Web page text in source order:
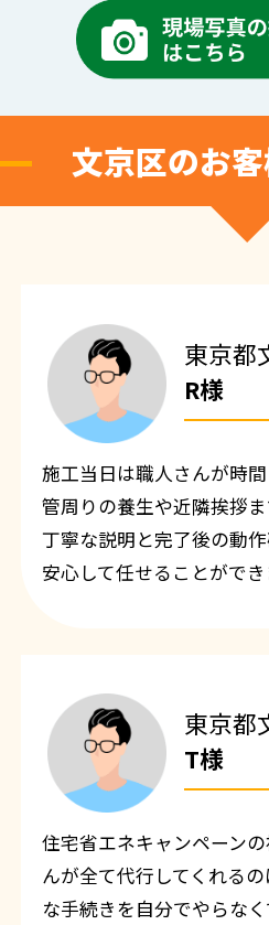
文京区のお
東京都
R様
施工当日は職人さんが時
管周りの養生や近隣挨拶
丁寧な説明と完了後の動
安心して任せることができ
東京都
T様
住宅省エネキャンペーン
んが全て代行してくれる
な手続きを自分でやらな